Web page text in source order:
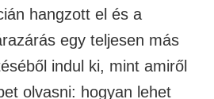
hangzott el és a
egy teljesen más
indul ki, mint amiről
olvasni: hogyan lehet